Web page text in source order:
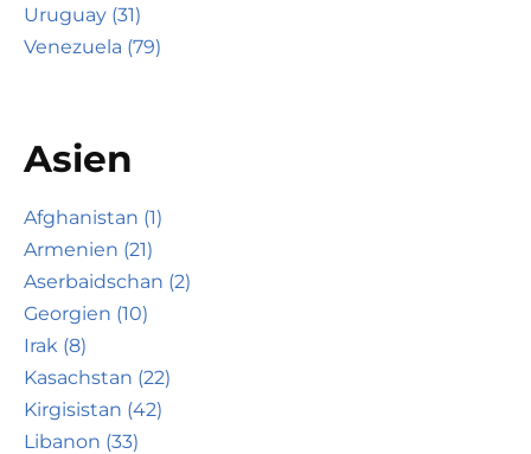
Uruguay (31)
Venezuela (79)
Asien
Afghanistan (1)
Armenien (21)
Aserbaidschan (2)
Georgien (10)
Irak (8)
Kasachstan (22)
Kirgisistan (42)
Libanon (33)